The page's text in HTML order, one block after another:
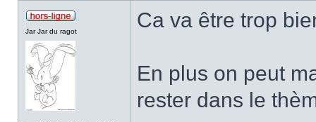
Jar Jar du ragot Ca va être trop
En plus on peut
rester dans le